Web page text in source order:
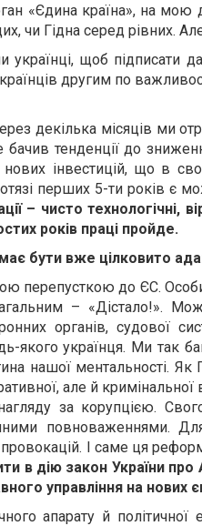
«Єдина країна», на
чи Гідна серед рівних.
українці, щоб
другим по
декілька місяців ми
тенденції до
інвестицій, що в
перших 5-ти років є
– чисто
років праці пройде.
бути вже цілковито
перепусткою до ЄС.
– «Дістало!».
органів, судової
якого українця. Ми
нашої ментальності.
але й
за корупцією.
повноваженнями.
І саме ця
в дію закон України
управління на нових
апарату й